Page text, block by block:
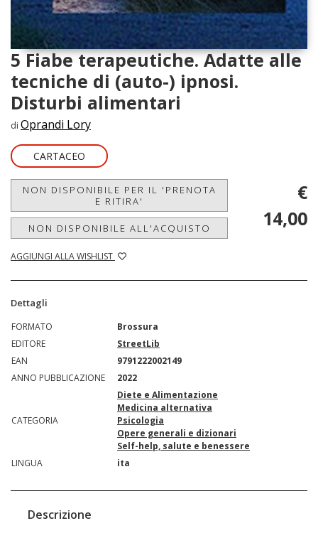
5 Fiabe terapeutiche. Adatte alle
tecniche di (auto-) ipnosi.
Disturbi alimentari
di Oprandi Lory
CARTACEO
NON DISPONIBILE PER IL 'PRENOTA
E RITIRA'
NON DISPONIBILE ALL'ACQUISTO
AGGIUNGI ALLA WISHLIST
€
14,00
Dettagli
FORMATO
Brossura
EDITORE
StreetLib
EAN
9791222002149
ANNO PUBBLICAZIONE
2022
CATEGORIA
Diete e Alimentazione
Medicina alternativa
Psicologia
Opere generali e dizionari
Self-help, salute e benessere
LINGUA
ita
Descrizione